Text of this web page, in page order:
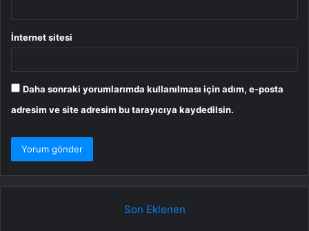
İnternet sitesi
Daha sonraki yorumlarımda kullanılması için adım, e-posta
adresim ve site adresim bu tarayıcıya kaydedilsin.
Son Eklenen